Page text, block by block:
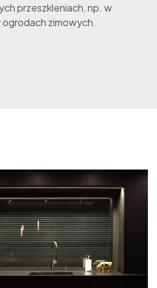
przeszkleniach, np. w
zimowych.